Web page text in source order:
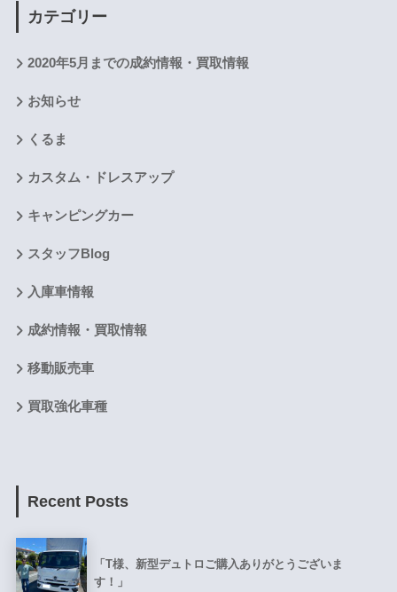
カテゴリー
2020年5月までの成約情報・買取情報
お知らせ
くるま
カスタム・ドレスアップ
キャンピングカー
スタッフBlog
入庫車情報
成約情報・買取情報
移動販売車
買取強化車種
Recent Posts
「T様、新型デュトロご購入ありがとうございま
す！」